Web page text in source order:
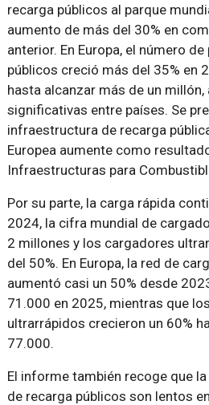
recarga públicos al parque
aumento de más del 30% en
anterior. En Europa, el número
públicos creció más del 35% en
hasta alcanzar más de un
significativas entre países. Se
infraestructura de recarga
Europea aumente como
Infraestructuras para
Por su parte, la carga rápida
2024, la cifra mundial de
2 millones y los cargadores
del 50%. En Europa, la red de
aumentó casi un 50% desde
71.000 en 2025, mientras que
ultrarrápidos crecieron un 60%
77.000.
El informe también recoge que
de recarga públicos son lentos